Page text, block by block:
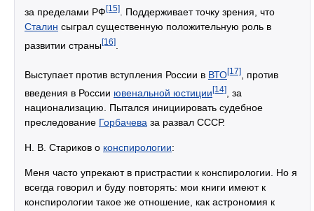
за пределами РФ [15]
. Поддерживает точку зрения, что
Сталин сыграл существенную положительную роль в
развитии страны[16]
Выступает против вступления России в ВТО[17]
, против
введения в России ювенальной юстиции [14]
, за
национализацию. Пытался инициировать судебное
преследование Горбачева за развал СССР.
Н. В. Стариков о конспирологии:
Меня часто упрекают в пристрастии к конспирологии. Но я
всегда говорил и буду повторять: мои книги имеют к
конспирологии такое же отношение, как астрономия к